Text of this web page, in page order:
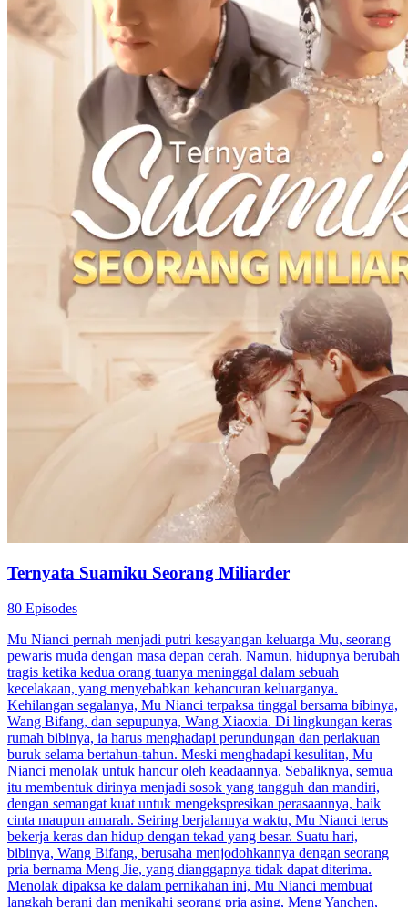
Pria Dingin yang Sok
Romantis
Play Count: 0
Pria Dingin yang Sok Romantis
Play Now
Cinta Setelah Pernikahan
Romansa Romansa Urban Ceo
Pengganti
Serangan balik
Related Dramas
Cinta dari Pernikahan Politik
79 Episodes
Ini adalah pernikahan yang berawal dari urusan dua keluarga。
Namun dengan seiring berjalannya waktu, cinta Yulia dan
Tia...Tonton Cinta dari Pernikahan Politik secara gratis di NetShort.
Temukan lebih banyak drama populer.
Cinta Setelah MenikahCinta Diam TerwujudPasangan Tangguh